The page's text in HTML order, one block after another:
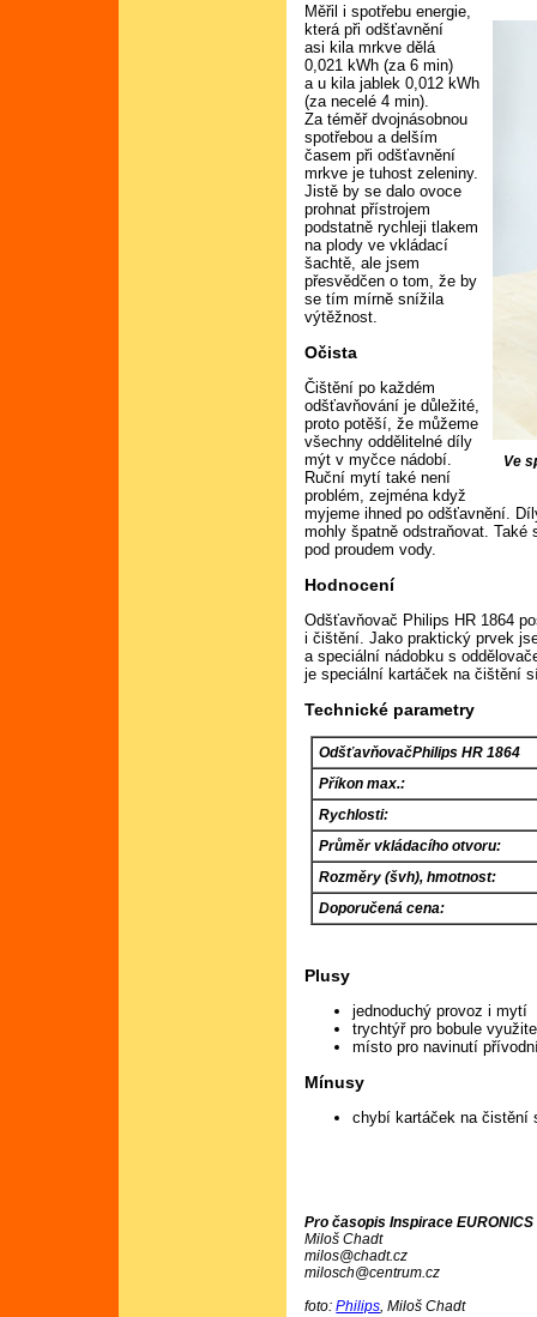
Ve
Měřil i spotřebu energie,
která při odšťavnění
asi kila mrkve dělá
0,021 kWh (za 6 min)
a u kila jablek 0,012 kWh
(za necelé 4 min).
Za téměř dvojnásobnou
spotřebou a delším
časem při odšťavnění
mrkve je tuhost zeleniny.
Jistě by se dalo ovoce
prohnat přístrojem
podstatně rychleji tlakem
na plody ve vkládací
šachtě, ale jsem
přesvědčen o tom, že by
se tím mírně snížila
výtěžnost.
Očista
Čištění po každém
odšťavňování je důležité,
proto potěší, že můžeme
všechny oddělitelné díly
mýt v myčce nádobí.
Ruční mytí také není
problém, zejména když
myjeme ihned po odšťavnění.
mohly špatně odstraňovat.
pod proudem vody.
Hodnocení
Odšťavňovač Philips HR 1864
i čištění. Jako praktický prvek
a speciální nádobku s
je speciální kartáček na čištění
Technické parametry
OdšťavňovačPhilips HR 1864
Příkon max.:
Rychlosti:
Průměr vkládacího otvoru:
Rozměry (švh), hmotnost:
Doporučená cena:
Plusy
jednoduchý provoz i mytí
trychtýř pro bobule
místo pro navinutí
Mínusy
chybí kartáček na čistění
Pro časopis Inspirace EURONICS
Miloš Chadt
milos@chadt.cz
milosch@centrum.cz
foto:Philips, Miloš Chadt